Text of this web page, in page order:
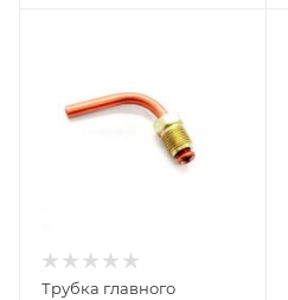
Трубка главного